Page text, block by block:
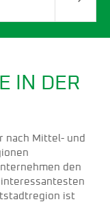
DER M
nach Mittel- und
den
ist